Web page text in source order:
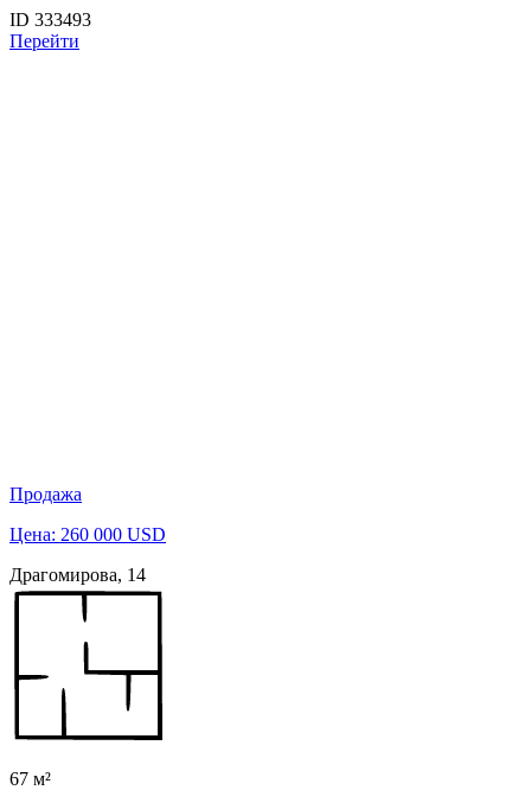
ID 333493
Перейти
Продажа
Цена: 260 000 USD
Драгомирова, 14
67 м²